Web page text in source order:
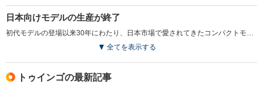
日本向けモデルの生産が終了
初代モデルの登場以来30年にわたり、日本市場で愛されてきたコンパクトモデル。日本向けモデルの生産終了が発表された。また、今回の発表を機に、小変更が施され、新たに「Apple Carplay」対応ワイヤレスミラーリング機能が追加された。ボディカラーのバリエーション変更や価格改定も図られている。（2023.7）
全てを表示する
トゥインゴの最新記事